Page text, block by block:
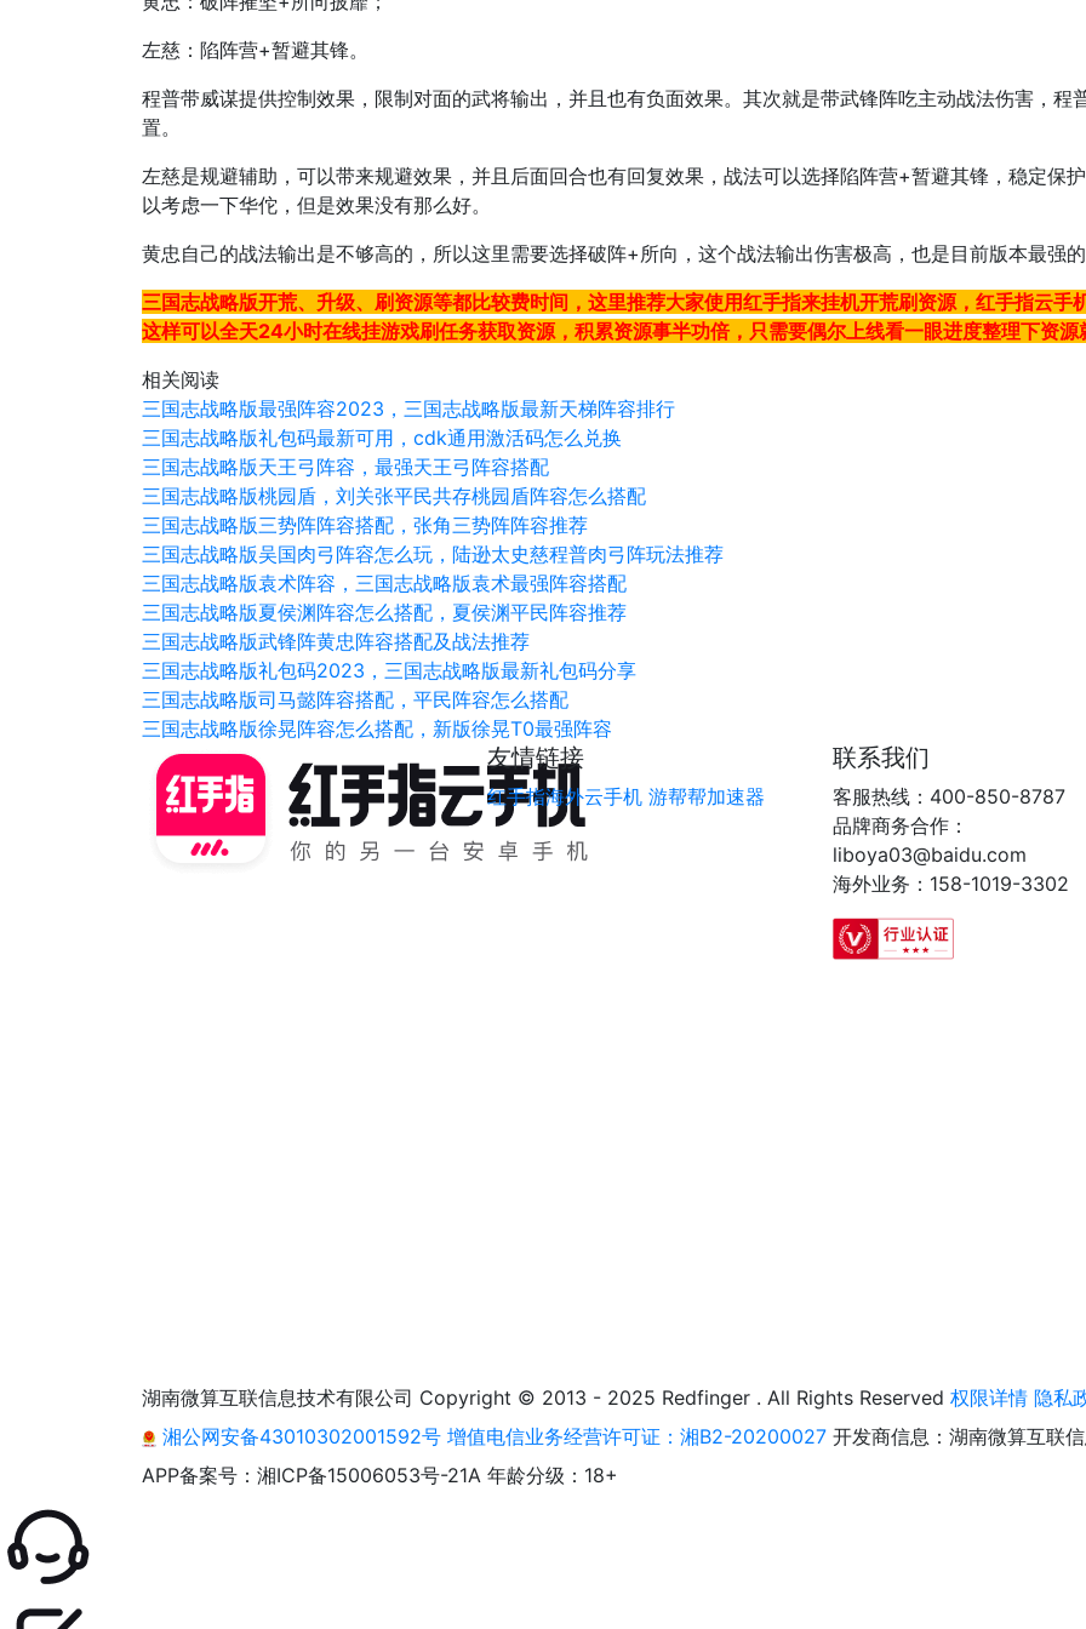
左慈：陷阵营+暂避其锋。
程普带威谋提供控制效果，限制对面的武将输出，并且也有负面效果。其次就是带武锋阵吃主动战法伤害，程
置。
左慈是规避辅助，可以带来规避效果，并且后面回合也有回复效果，战法可以选择陷阵营+暂避其锋，稳定保
以考虑一下华佗，但是效果没有那么好。
黄忠自己的战法输出是不够高的，所以这里需要选择破阵+所向，这个战法输出伤害极高，也是目前版本最强
三国志战略版开荒、升级、刷资源等都比较费时间，这里推荐大家使用红手指来挂机开荒刷资源，红手指云
这样可以全天24小时在线挂游戏刷任务获取资源，积累资源事半功倍，只需要偶尔上线看一眼进度整理下资源
相关阅读
三国志战略版最强阵容2023，三国志战略版最新天梯阵容排行
三国志战略版礼包码最新可用，cdk通用激活码怎么兑换
三国志战略版天王弓阵容，最强天王弓阵容搭配
三国志战略版桃园盾，刘关张平民共存桃园盾阵容怎么搭配
三国志战略版三势阵阵容搭配，张角三势阵阵容推荐
三国志战略版吴国肉弓阵容怎么玩，陆逊太史慈程普肉弓阵玩法推荐
三国志战略版袁术阵容，三国志战略版袁术最强阵容搭配
三国志战略版夏侯渊阵容怎么搭配，夏侯渊平民阵容推荐
三国志战略版武锋阵黄忠阵容搭配及战法推荐
三国志战略版礼包码2023，三国志战略版最新礼包码分享
三国志战略版司马懿阵容搭配，平民阵容怎么搭配
三国志战略版徐晃阵容怎么搭配，新版徐晃T0最强阵容
友情链接
红手指海外云手机 游帮帮加速器
联系我们
客服热线：400-850-8787
品牌商务合作：
liboya03@baidu.com
海外业务：158-1019-3302
湖南微算互联信息技术有限公司 Copyright © 2013 - 2025 Redfinger . All Rights Reserved 权限详情 隐私
湘公网安备43010302001592号增值电信业务经营许可证：湘B2-20200027 开发商信息：湖南微算互联
APP备案号：湘ICP备15006053号-21A 年龄分级：18+